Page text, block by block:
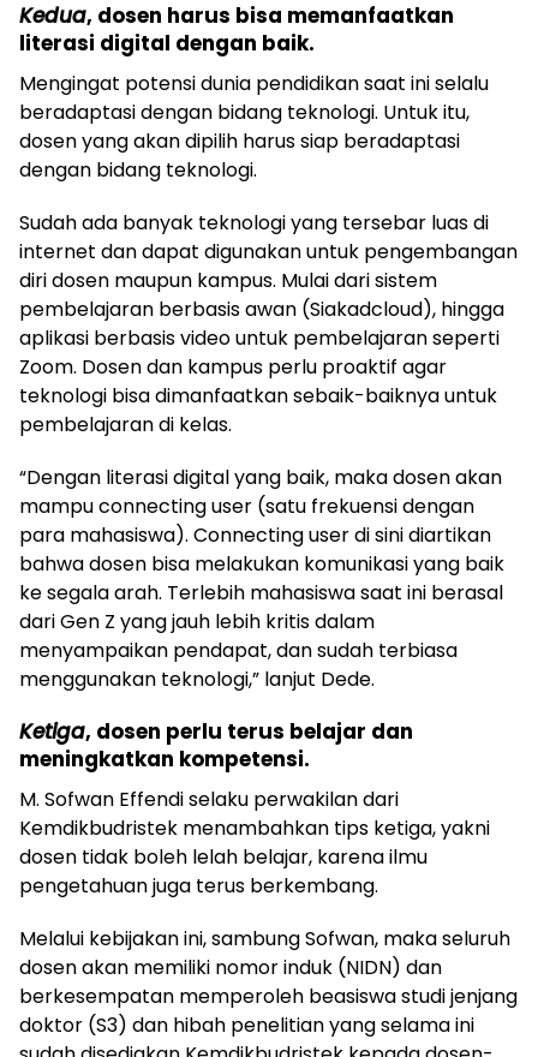
Kedua, dosen harus bisa memanfaatkan
literasi digital dengan baik.
Mengingat potensi dunia pendidikan saat ini selalu
beradaptasi dengan bidang teknologi. Untuk itu,
dosen yang akan dipilih harus siap beradaptasi
dengan bidang teknologi.
Sudah ada banyak teknologi yang tersebar luas di
internet dan dapat digunakan untuk pengembangan
diri dosen maupun kampus. Mulai dari sistem
pembelajaran berbasis awan (Siakadcloud), hingga
aplikasi berbasis video untuk pembelajaran seperti
Zoom. Dosen dan kampus perlu proaktif agar
teknologi bisa dimanfaatkan sebaik-baiknya untuk
pembelajaran di kelas.
“Dengan literasi digital yang baik, maka dosen akan
mampu connecting user (satu frekuensi dengan
para mahasiswa). Connecting user di sini diartikan
bahwa dosen bisa melakukan komunikasi yang baik
ke segala arah. Terlebih mahasiswa saat ini berasal
dari Gen Z yang jauh lebih kritis dalam
menyampaikan pendapat, dan sudah terbiasa
menggunakan teknologi,” lanjut Dede.
Ketiga, dosen perlu terus belajar dan
meningkatkan kompetensi.
M. Sofwan Effendi selaku perwakilan dari
Kemdikbudristek menambahkan tips ketiga, yakni
dosen tidak boleh lelah belajar, karena ilmu
pengetahuan juga terus berkembang.
Melalui kebijakan ini, sambung Sofwan, maka seluruh
dosen akan memiliki nomor induk (NIDN) dan
berkesempatan memperoleh beasiswa studi jenjang
doktor (S3) dan hibah penelitian yang selama ini